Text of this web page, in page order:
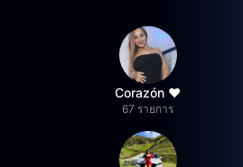
Corazón ♥
67 รายการ